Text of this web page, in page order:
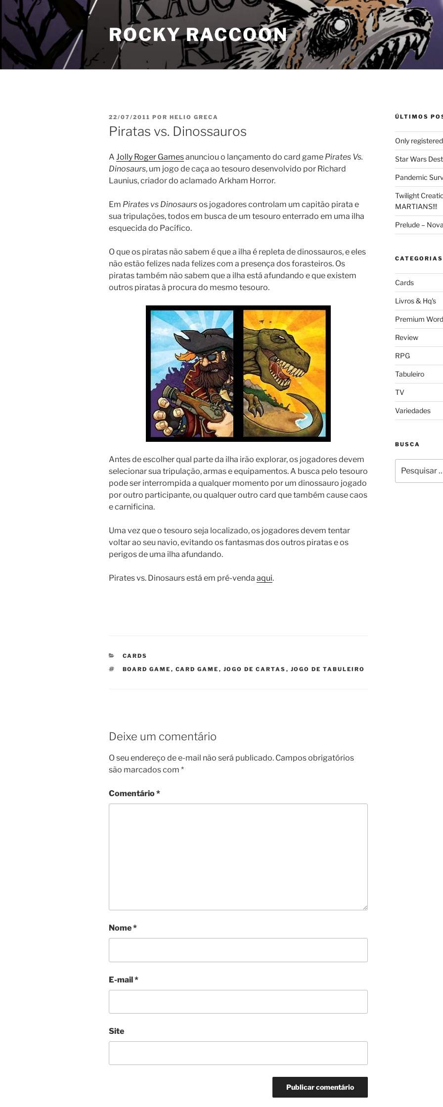
Pular
para
conteúdo
ROCKY RACCOON
PUBLICADO
EM
22/07/2011 POR HELIO GRECA
Piratas vs. Dinossauros
A Jolly Roger Gamesanunciou o lançamento do card game Pirates Vs.
Dinosaurs, um jogo de caça ao tesouro desenvolvido por Richard
Launius, criador do aclamado Arkham Horror.
Em Pirates vs Dinosaursos jogadores controlam um capitão pirata e
sua tripulações, todos em busca de um tesouro enterrado em uma ilha
esquecida do Pacífico.
O que os piratas não sabem é que a ilha é repleta de dinossauros, e eles
não estão felizes nada felizes com a presença dos forasteiros. Os
piratas também não sabem que a ilha está afundando e que existem
outros piratas à procura do mesmo tesouro.
Antes de escolher qual parte da ilha irão explorar, os jogadores devem
selecionar sua tripulação, armas e equipamentos. A busca pelo tesouro
pode ser interrompida a qualquer momento por um dinossauro jogado
por outro participante, ou qualquer outro card que também cause caos
e carnificina.
Uma vez que o tesouro seja localizado, os jogadores devem tentar
voltar ao seu navio, evitando os fantasmas dos outros piratas e os
perigos de uma ilha afundando.
Pirates vs. Dinosaurs está em pré-venda aqui.
CATEGORIAS
CARDS
TAGS
BOARD GAME , CARD GAME , JOGO DE CARTAS , JOGO DE TABULEIRO
Deixe um comentário
O seu endereço de e-mail não será publicado. Campos obrigatórios
são marcados com *
Comentário*
Nome*
E-mail*
Site
ÚLTIMOS
Only
Star Wars
Pandemic
Twilight
MARTIANS!!!
Prelude –
CATEGORIAS
Cards
Livros & Hq's
Premium
Review
RPG
Tabuleiro
TV
Variedades
BUSCA
por: